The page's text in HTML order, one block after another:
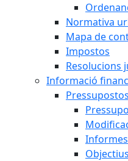
Normativa
Mapa de
Impostos
Resolucions
Informació